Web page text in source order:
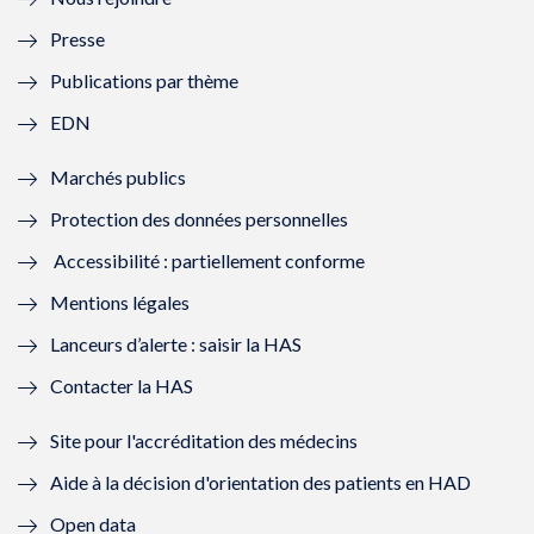
l
f
n
ê
t
r
e
)
e
n
ê
r
)
ê
t
e
ê
)
Presse
Publications par thème
EDN
Marchés publics
Protection des données personnelles
Accessibilité : partiellement conforme
Mentions légales
Lanceurs d’alerte : saisir la HAS
Contacter la HAS
Site pour l'accréditation des médecins
Aide à la décision d'orientation des patients en HAD
Open data